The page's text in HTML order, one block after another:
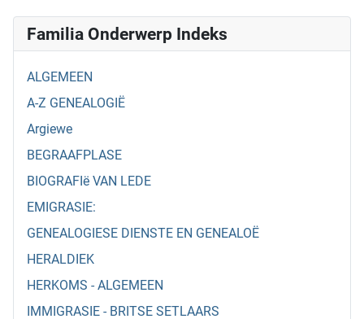
Familia Onderwerp Indeks
ALGEMEEN
A-Z GENEALOGIË
Argiewe
BEGRAAFPLASE
BIOGRAFIë VAN LEDE
EMIGRASIE:
GENEALOGIESE DIENSTE EN GENEALOË
HERALDIEK
HERKOMS - ALGEMEEN
IMMIGRASIE - BRITSE SETLAARS